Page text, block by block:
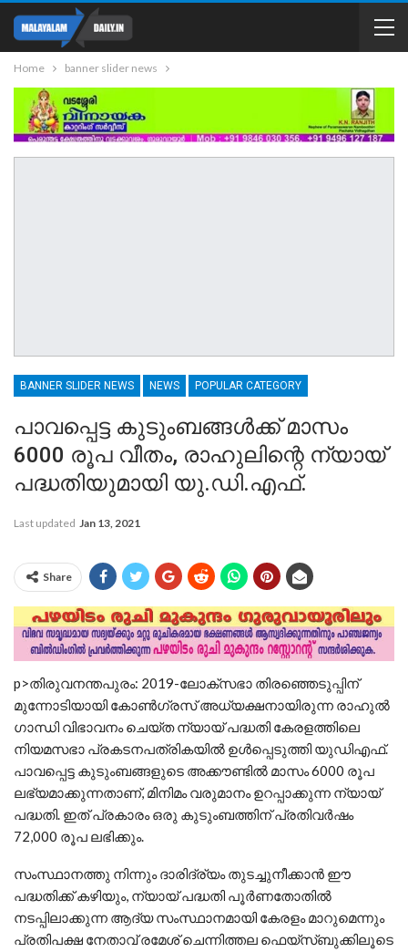
Home banner slider news
BANNER SLIDER NEWS NEWS POPULAR CATEGORY
പാവപ്പെട്ട കുടുംബങ്ങൾക്ക് മാസം
6000 രൂപ വീതം, രാഹുലിന്റെ ന്യായ്
പദ്ധതിയുമായി യു.ഡി.എഫ്.
Last updated Jan 13, 2021
Share
p>തിരുവനന്തപുരം: 2019-ലോക്‌സഭാ തിരഞ്ഞെടുപ്പിന്
മുന്നോടിയായി കോണ്‍ഗ്രസ് അധ്യക്ഷനായിരുന്ന രാഹുല്‍
ഗാന്ധി വിഭാവനം ചെയ്ത ന്യായ് പദ്ധതി കേരളത്തിലെ
നിയമസഭാ പ്രകടനപത്രികയില്‍ ഉള്‍പ്പെടുത്തി യുഡിഎഫ്.
പാവപ്പെട്ട കുടുംബങ്ങളുടെ അക്കൗണ്ടില്‍ മാസം 6000 രൂപ
ലഭ്യമാക്കുന്നതാണ്, മിനിമം വരുമാനം ഉറപ്പാക്കുന്ന ന്യായ്
പദ്ധതി. ഇത് പ്രകാരം ഒരു കുടുംബത്തിന് പ്രതിവർഷം
72,000 രൂപ ലഭിക്കും.
സംസ്ഥാനത്തു നിന്നും ദാരിദ്ര്യം തുടച്ചുനീക്കാന്‍ ഈ
പദ്ധതിക്ക് കഴിയും, ന്യായ് പദ്ധതി പൂര്‍ണതോതില്‍
നടപ്പിലാക്കുന്ന ആദ്യ സംസ്ഥാനമായി കേരളം മാറുമെന്നും
പ്രതിപക്ഷ നേതാവ് രമേശ് ചെന്നിത്തല ഫെയ്‌സ്ബുക്കിലൂടെ